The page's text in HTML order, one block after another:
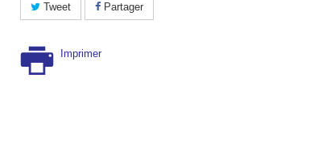
Tweet Partager
Imprimer